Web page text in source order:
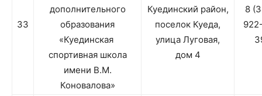
33
дополнительного
образования
«Куединская
спортивная школа
имени В.М.
Коновалова»
Куединский район,
поселок Куеда,
улица Луговая,
дом 4
8